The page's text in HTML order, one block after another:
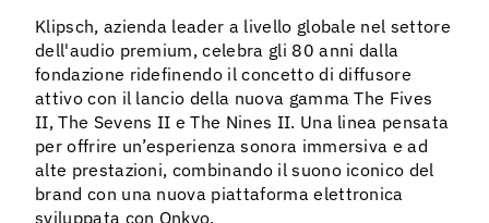
Klipsch, azienda leader a livello globale nel settore
dell'audio premium, celebra gli 80 anni dalla
fondazione ridefinendo il concetto di diffusore
attivo con il lancio della nuova gamma The Fives
II, The Sevens II e The Nines II. Una linea pensata
per offrire un’esperienza sonora immersiva e ad
alte prestazioni, combinando il suono iconico del
brand con una nuova piattaforma elettronica
sviluppata con Onkyo.